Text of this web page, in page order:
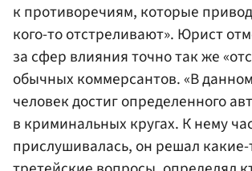
к противоречиям, которые
кого-то отстреливают». Юрист
за сфер влияния точно так же
обычных коммерсантов. «В
человек достиг определенного
в криминальных кругах. К нему
прислушивалась, он решал какие-